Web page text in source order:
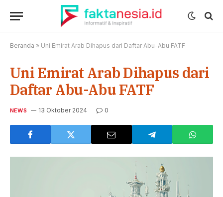
Beranda » Uni Emirat Arab Dihapus dari Daftar Abu-Abu FATF
Uni Emirat Arab Dihapus dari
Daftar Abu-Abu FATF
NEWS 13 Oktober 2024 0